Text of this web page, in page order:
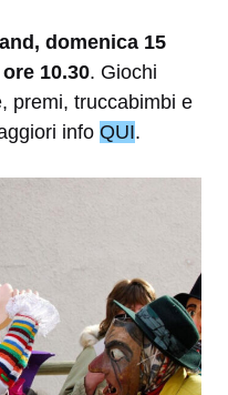
domenica 15
10.30. Giochi
premi, truccabimbi e
info QUI.